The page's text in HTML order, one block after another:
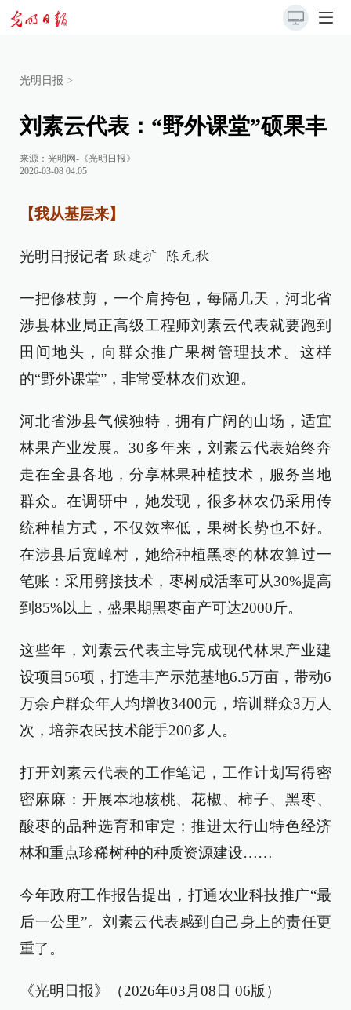
光明日报 >
刘素云代表：“野外课堂”硕果丰
来源： 光明网-《光明日报》
2026-03-08 04:05
【我从基层来】
光明日报记者 耿建扩 陈元秋
一把修枝剪，一个肩挎包，每隔几天，河北省
涉县林业局正高级工程师刘素云代表就要跑到
田间地头，向群众推广果树管理技术。这样
的“野外课堂”，非常受林农们欢迎。
河北省涉县气候独特，拥有广阔的山场，适宜
林果产业发展。30多年来，刘素云代表始终奔
走在全县各地，分享林果种植技术，服务当地
群众。在调研中，她发现，很多林农仍采用传
统种植方式，不仅效率低，果树长势也不好。
在涉县后宽嶂村，她给种植黑枣的林农算过一
笔账：采用劈接技术，枣树成活率可从30%提高
到85%以上，盛果期黑枣亩产可达2000斤。
这些年，刘素云代表主导完成现代林果产业建
设项目56项，打造丰产示范基地6.5万亩，带动6
万余户群众年人均增收3400元，培训群众3万人
次，培养农民技术能手200多人。
打开刘素云代表的工作笔记，工作计划写得密
密麻麻：开展本地核桃、花椒、柿子、黑枣、
酸枣的品种选育和审定；推进太行山特色经济
林和重点珍稀树种的种质资源建设……
今年政府工作报告提出，打通农业科技推广“最
后一公里”。刘素云代表感到自己身上的责任更
重了。
《光明日报》（2026年03月08日 06版）